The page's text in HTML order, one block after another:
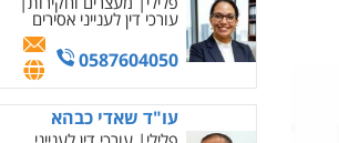
עורכי דין לענייני אסירים
0587604050
עו"ד שאדי כבהא
0544500346
מאיה בלום, עו"ס,
טיפול ושיקום
טיפול בהתמכרויות
שירותים מקצועיים לעורכי
דין
איומים כתובים
תושב סכנין חשוד ששלח הודעות